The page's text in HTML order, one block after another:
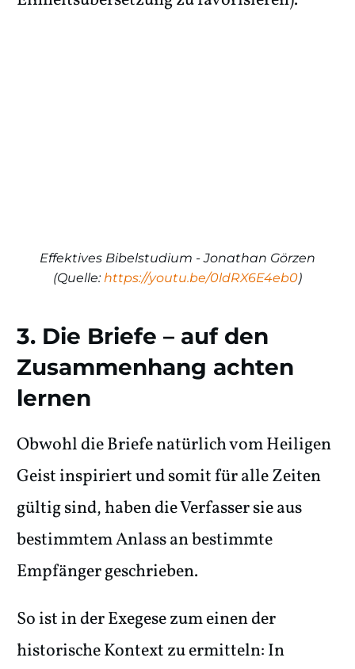
Effektives Bibelstudium - Jonathan Görzen
(Quelle:https://youtu.be/0ldRX6E4eb0)
3. Die Briefe – auf den
Zusammenhang achten
lernen
Obwohl die Briefe natürlich vom Heiligen
Geist inspiriert und somit für alle Zeiten
gültig sind, haben die Verfasser sie aus
bestimmtem Anlass an bestimmte
Empfänger geschrieben.
So ist in der Exegese zum einen der
historische Kontext zu ermitteln: In